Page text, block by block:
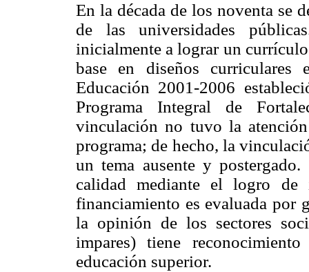
En la década de los noventa se
de las universidades
inicialmente a lograr un
base en diseños curriculares
Educación 2001-2006
Programa Integral de
vinculación no tuvo la
programa; de hecho, la
un tema ausente y
calidad mediante el logro de
financiamiento es evaluada por
la opinión de los sectores
impares) tiene
educación superior.